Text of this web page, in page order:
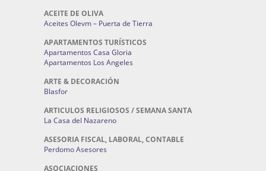
ACEITE DE OLIVA
Aceites Olevm – Puerta de Tierra
APARTAMENTOS TURÍSTICOS
Apartamentos Casa Gloria
Apartamentos Los Angeles
ARTE & DECORACIÓN
Blasfor
ARTICULOS RELIGIOSOS / SEMANA SANTA
La Casa del Nazareno
ASESORIA FISCAL, LABORAL, CONTABLE
Perdomo Asesores
ASOCIACIONES